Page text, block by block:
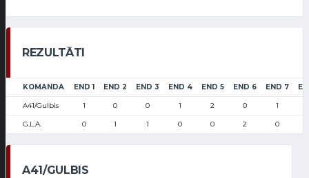
REZULTĀTI
KOMANDA END 1 END 2 END 3 END 4 END 5 END 6 END 7
A41/Gulbis 1 0 0 1 2 0 1
G.L.A. 0 1 1 0 0 2 0
A41/GULBIS